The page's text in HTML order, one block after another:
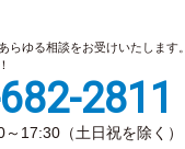
らゆる相談をお受けいたします。
2811
17:30（土日祝を除く）